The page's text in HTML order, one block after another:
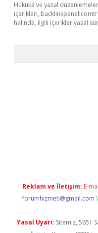
Hukuka ve yasal
içerikleri,
halinde, ilgili içerikler yasal
Reklam ve İletişim: E-
forumhizmeti@gmail.com
Yasal Uyarı: Sitemiz, 5651